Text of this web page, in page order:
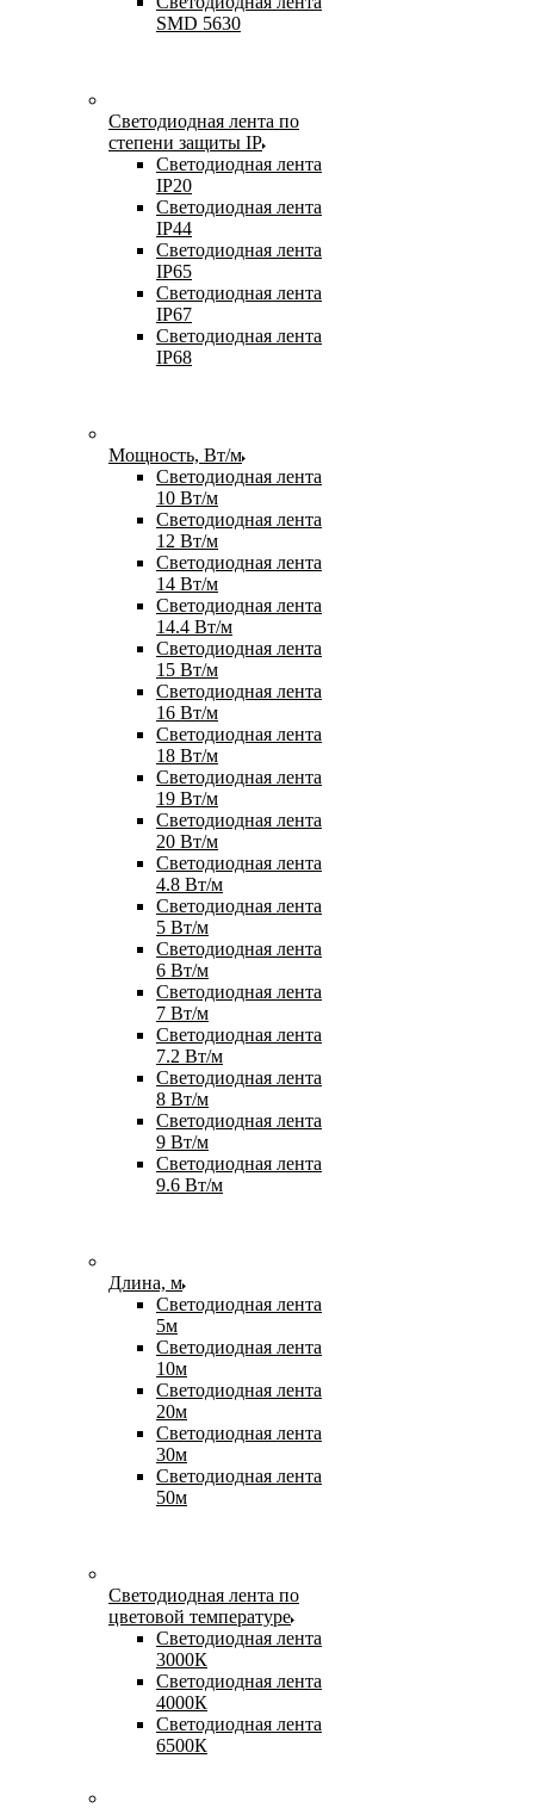
SMD 5630
Светодиодная лента по
степени защиты IP
Светодиодная лента
IP20
Светодиодная лента
IP44
Светодиодная лента
IP65
Светодиодная лента
IP67
Светодиодная лента
IP68
Мощность, Вт/м
Светодиодная лента
10 Вт/м
Светодиодная лента
12 Вт/м
Светодиодная лента
14 Вт/м
Светодиодная лента
14.4 Вт/м
Светодиодная лента
15 Вт/м
Светодиодная лента
16 Вт/м
Светодиодная лента
18 Вт/м
Светодиодная лента
19 Вт/м
Светодиодная лента
20 Вт/м
Светодиодная лента
4.8 Вт/м
Светодиодная лента
5 Вт/м
Светодиодная лента
6 Вт/м
Светодиодная лента
7 Вт/м
Светодиодная лента
7.2 Вт/м
Светодиодная лента
8 Вт/м
Светодиодная лента
9 Вт/м
Светодиодная лента
9.6 Вт/м
Длина, м
Светодиодная лента
5м
Светодиодная лента
10м
Светодиодная лента
20м
Светодиодная лента
30м
Светодиодная лента
50м
Светодиодная лента по
цветовой температуре
Светодиодная лента
3000К
Светодиодная лента
4000К
Светодиодная лента
6500К